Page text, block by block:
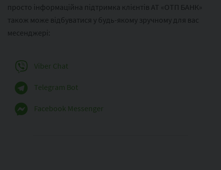
просто інформаційна підтримка клієнтів АТ «ОТП БАНК»
також може відбуватися у будь-якому зручному для вас
месенджері:
Viber Chat
Telegram Bot
Facebook Messenger